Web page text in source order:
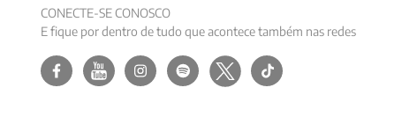
CONECTE-SE CONOSCO
E fique por dentro de tudo que acontece também nas redes